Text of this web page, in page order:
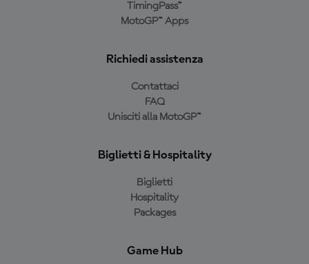
TimingPass™
MotoGP™ Apps
Richiedi assistenza
Contattaci
FAQ
Unisciti alla MotoGP™
Biglietti & Hospitality
Biglietti
Hospitality
Packages
Game Hub